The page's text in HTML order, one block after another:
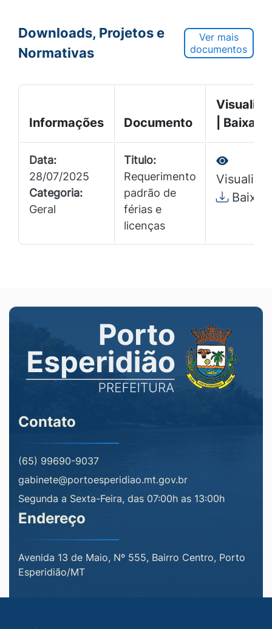
Downloads, Projetos e
Normativas
Ver mais
documentos
Informações Documento
| Baixar
Data:
28/07/2025
Categoria:
Geral
Titulo:
Requerimento
padrão de
férias e
licenças
Visualizar
Baixar
Contato
(65) 99690-9037
gabinete@portoesperidiao.mt.gov.br
Segunda a Sexta-Feira, das 07:00h as 13:00h
Endereço
Avenida 13 de Maio, Nº 555, Bairro Centro, Porto
Esperidião/MT